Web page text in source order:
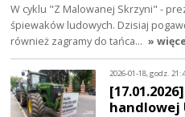
W cyklu "Z Malowanej Skrzyni" -
śpiewaków ludowych. Dzisiaj
również zagramy do tańca… »
2026-01-18, godz.
handlowej